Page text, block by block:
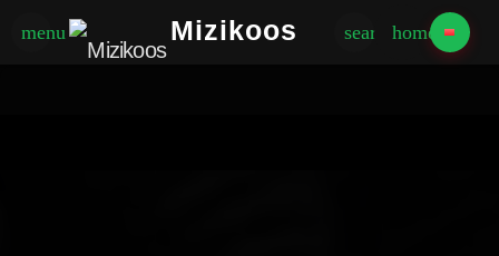
menu Mizikoos searchhome